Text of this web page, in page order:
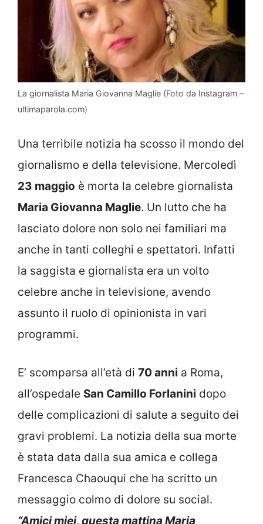
La giornalista Maria Giovanna Maglie (Foto da Instagram –
ultimaparola.com)
Una terribile notizia ha scosso il mondo del
giornalismo e della televisione. Mercoledì
23 maggio è morta la celebre giornalista
Maria Giovanna Maglie. Un lutto che ha
lasciato dolore non solo nei familiari ma
anche in tanti colleghi e spettatori. Infatti
la saggista e giornalista era un volto
celebre anche in televisione, avendo
assunto il ruolo di opinionista in vari
programmi.
E’ scomparsa all’età di 70 anni a Roma,
all’ospedale San Camillo Forlanini dopo
delle complicazioni di salute a seguito dei
gravi problemi. La notizia della sua morte
è stata data dalla sua amica e collega
Francesca Chaouqui che ha scritto un
messaggio colmo di dolore su social.
“Amici miei, questa mattina Maria